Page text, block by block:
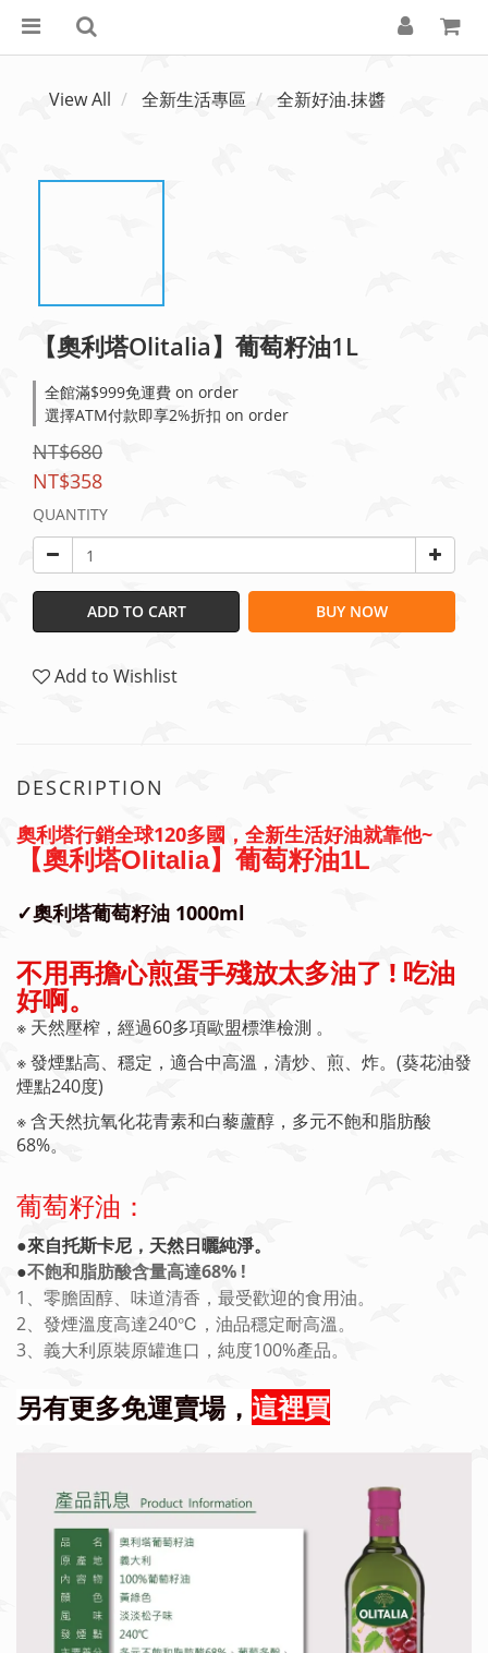
View All 全新生活專區 全新好油.抹醬
【奧利塔Olitalia】葡萄籽油1L
全館滿$999免運費 on order
選擇ATM付款即享2%折扣 on order
NT$680
NT$358
QUANTITY
ADD TO CART BUY NOW
Add to Wishlist
DESCRIPTION
奧利塔行銷全球120多國，全新生活好油就靠他~
【奧利塔Olitalia】葡萄籽油1L
✓奧利塔葡萄籽油 1000ml
不用再擔心煎蛋手殘放太多油了 ! 吃油
好啊。
※ 天然壓榨， 經過60多項歐盟標準檢測 。
※ 發煙點高、穩定，適合中高溫，清炒、煎、炸。(葵花油發
煙點240度)
※ 含天然抗氧化花青素和白藜蘆醇，多元不飽和脂肪酸
68%。
葡萄籽油：
●來自托斯卡尼，天然日曬純淨。
●不飽和脂肪酸含量高達68% !
1、 零膽固醇、味道清香， 最受歡迎的食用油。
2、發煙溫度高達240℃，油品穩定耐高溫。
3、義大利原裝原罐進口，純度100%產品。
另有更多免運賣場， 這裡買